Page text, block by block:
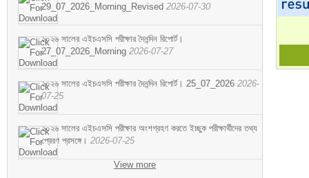
29_07_2026_Morning_Revised 2026-07-30
২০২৬ সালের এইচএসসি পরীক্ষার দৈনন্দিন রিপোর্ট।
27_07_2026_Morning 2026-07-27
২০২৬ সালের এইচএসসি পরীক্ষার দৈনন্দিন রিপোর্ট। 25_07_2026 2026-
07-25
২০২৬ সালের এইচএসসি পরীক্ষার অংশগ্রহণ করতে ইচ্ছুক পরীক্ষার্থীদের তথ্য
প্রেরণ প্রসঙ্গে। 2026-07-25
View more